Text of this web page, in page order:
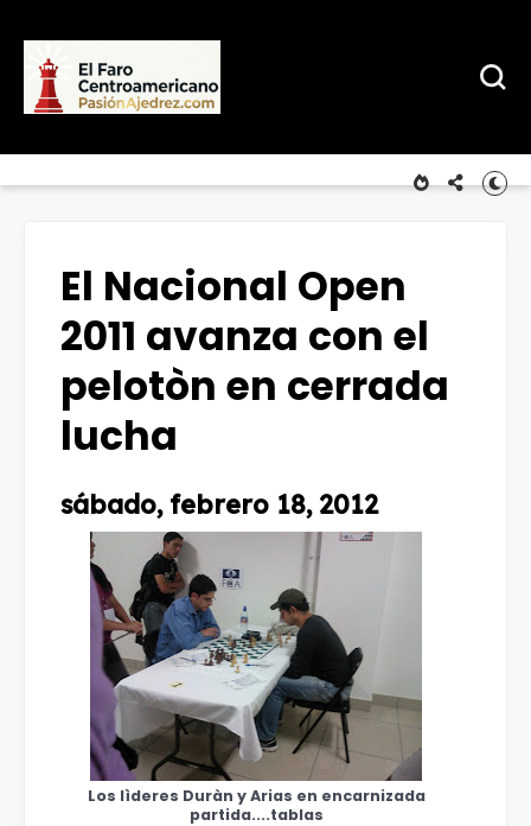
El Nacional Open
2011 avanza con el
pelotòn en cerrada
lucha
sábado, febrero 18, 2012
Los lìderes Duràn y Arias en encarnizada
partida....tablas